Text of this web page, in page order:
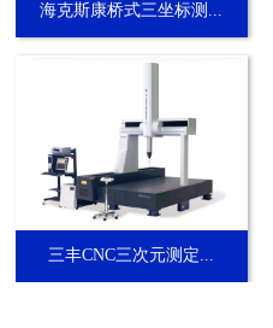
海克斯康桥式三坐标测...
三丰CNC三次元测定...